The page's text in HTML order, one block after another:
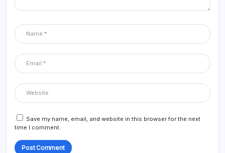
Save my name, email, and website in this browser for the next
time I comment.